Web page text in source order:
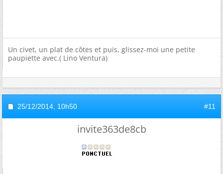
Un civet, un plat de côtes et puis, glissez-moi une petite
paupiette avec.( Lino Ventura)
25/12/2014, 10h50 #11
invite363de8cb